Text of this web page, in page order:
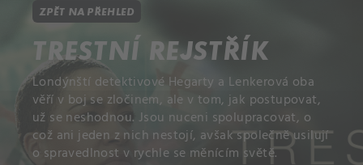
ZPĚT NA PŘEHLED
TRESTNÍ REJSTŘÍK
Londýnští detektivové Hegarty a Lenkerová oba
věří v boj se zločinem, ale v tom, jak postupovat,
už se neshodnou. Jsou nuceni spolupracovat, o
což ani jeden z nich nestojí, avšak společně usilují
o spravedlnost v rychle se měnícím světě.